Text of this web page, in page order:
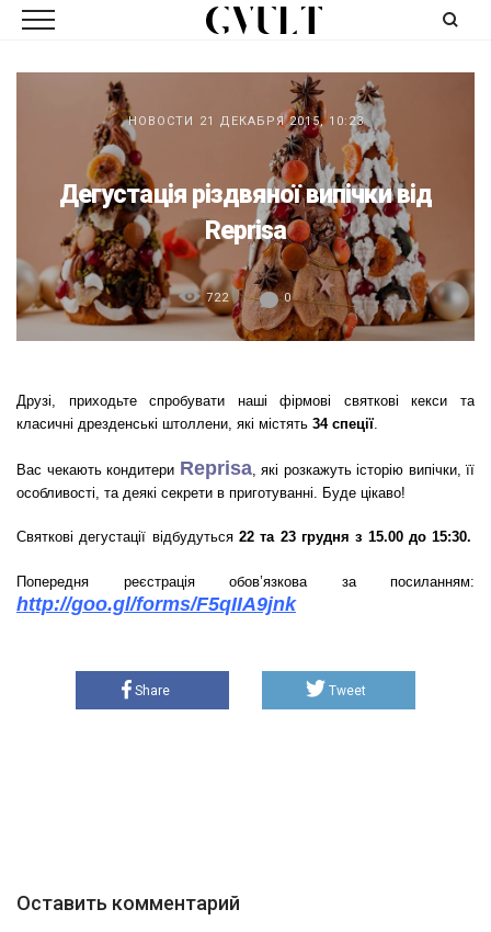
НОВОСТИ 21 ДЕКАБРЯ 2015, 10:23
Дегустація різдвяної випічки від
Reprisa
722 0
Друзі, приходьте спробувати наші фірмові святкові кекси та
класичні дрезденські штоллени, які містять 34 спеції.
Вас чекають кондитери Reprisa, які розкажуть історію випічки, її
особливості, та деякі секрети в приготуванні. Буде цікаво!
Святкові дегустації відбудуться 22 та 23 грудня з 15.00 до 15:30.
Попередня реєстрація обов’язкова за посиланням:
http://goo.gl/forms/F5qIIA9jnk
Share Tweet
Оставить комментарий